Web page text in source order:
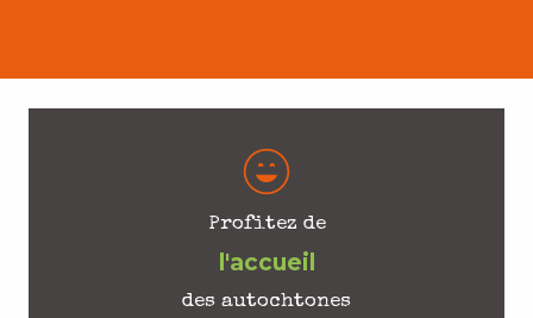
Profitez de
l'accueil
des autochtones